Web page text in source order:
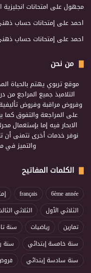
مجهولعلى امتحانات انجليزية
احمدعلى إمتحانات حساب
احمدعلى إمتحانات حساب
من نحن
موقع تربوي يهتم بالحياة
التلاميذ جميع المراجع من
وفروض مراقبة وفروض تأليفية
على المراجعة والتفوق كما
الابحار فيه إما بإستعمال
نوفر خدمات أخرى نتمنى أن
والتميز في
الكلمات المفاتيح
6ème année
français
الثلاثي الأول
الثلاثي
تمارين
رياضيات سنة
سنة خامسة إبتدائي
سنة
سنة سادسة إبتدائي